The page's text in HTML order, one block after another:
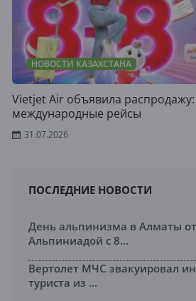
НОВОСТИ КАЗАХСТАНА
Vietjet Air объявила распродажу:
международные рейсы
31.07.2026
ПОСЛЕДНИЕ НОВОСТИ
День альпинизма в Алматы
Альпиниадой с 8...
Вертолет МЧС эвакуировал
туриста из ...